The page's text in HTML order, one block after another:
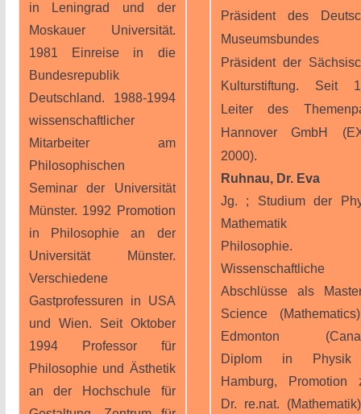
in Leningrad und der
Moskauer Universität.
1981 Einreise in die
Bundesrepublik
Deutschland. 1988-1994
wissenschaftlicher
Mitarbeiter am
Philosophischen
Seminar der Universität
Münster. 1992 Promotion
in Philosophie an der
Universität Münster.
Verschiedene
Gastprofessuren in USA
und Wien. Seit Oktober
1994 Professor für
Philosophie und Ästhetik
an der Hochschule für
Präsident des
Museumsbundes
Präsident der
Kulturstiftung. Seit
Leiter des
Hannover GmbH
2000).
Ruhnau, Dr. Eva
Jg. ; Studium der
Mathematik
Philosophie.
Wissenschaftliche
Abschlüsse als
Science
Edmonton
Diplom in
Hamburg, Promotion
Dr. re.nat.